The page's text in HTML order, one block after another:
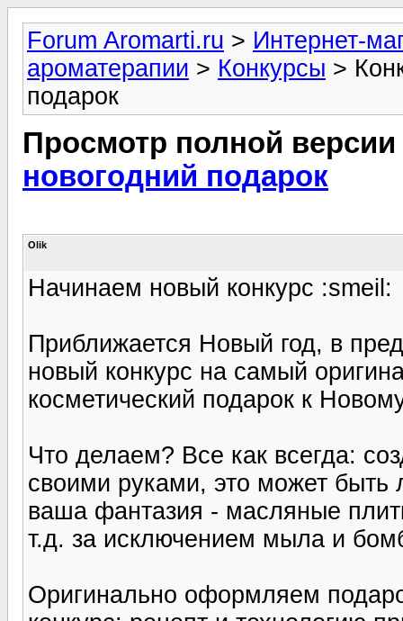
Forum Aromarti.ru > Интернет-
ароматерапии > Конкурсы >
подарок
Просмотр полной
новогодний подарок
Olik
Начинаем новый конкурс :smeil:
Приближается Новый год, в
новый конкурс на самый
косметический подарок к
Что делаем? Все как всегда:
своими руками, это может быть
ваша фантазия - масляные
т.д. за исключением мыла и
Оригинально оформляем